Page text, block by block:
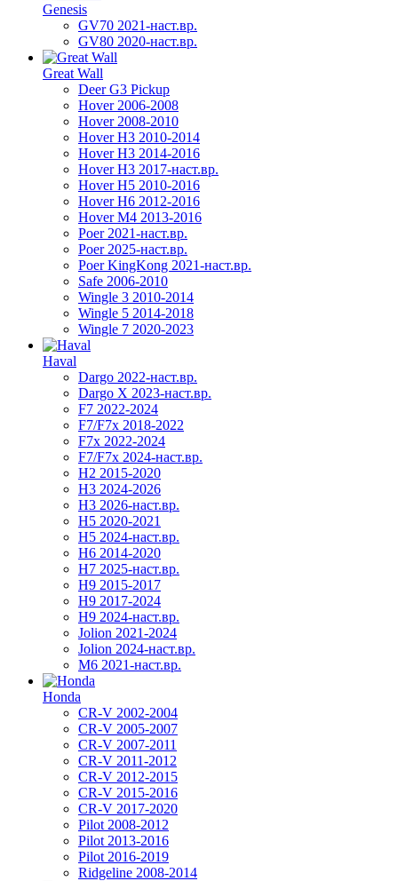
Genesis
GV70 2021-наст.вр.
GV80 2020-наст.вр.
Great Wall
Deer G3 Pickup
Hover 2006-2008
Hover 2008-2010
Hover H3 2010-2014
Hover H3 2014-2016
Hover H3 2017-наст.вр.
Hover H5 2010-2016
Hover H6 2012-2016
Hover M4 2013-2016
Poer 2021-наст.вр.
Poer 2025-наст.вр.
Poer KingKong 2021-наст.вр.
Safe 2006-2010
Wingle 3 2010-2014
Wingle 5 2014-2018
Wingle 7 2020-2023
Haval
Dargo 2022-наст.вр.
Dargo X 2023-наст.вр.
F7 2022-2024
F7/F7x 2018-2022
F7x 2022-2024
F7/F7x 2024-наст.вр.
H2 2015-2020
H3 2024-2026
H3 2026-наст.вр.
H5 2020-2021
H5 2024-наст.вр.
H6 2014-2020
H7 2025-наст.вр.
H9 2015-2017
H9 2017-2024
H9 2024-наст.вр.
Jolion 2021-2024
Jolion 2024-наст.вр.
М6 2021-наст.вр.
Honda
CR-V 2002-2004
CR-V 2005-2007
CR-V 2007-2011
CR-V 2011-2012
CR-V 2012-2015
CR-V 2015-2016
CR-V 2017-2020
Pilot 2008-2012
Pilot 2013-2016
Pilot 2016-2019
Ridgeline 2008-2014